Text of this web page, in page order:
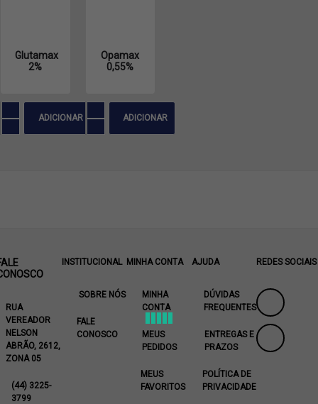
Glutamax
2%
ADICIONAR
Opamax
0,55%
ADICIONAR
RUA
VEREADOR
NELSON
ABRÃO, 2612,
ZONA 05
(44) 3225-
3799
INSTITUCIONAL
SOBRE NÓS
FALE
CONOSCO
MINHA CONTA
MINHA
CONTA
MEUS
PEDIDOS
MEUS
FAVORITOS
AJUDA
DÚVIDAS
FREQUENTES
ENTREGAS E
PRAZOS
POLÍTICA DE
PRIVACIDADE
REDES SOCIAIS